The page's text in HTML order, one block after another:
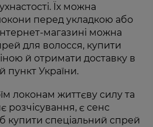
Їх можна
перед укладкою або
магазині можна
для волосся, купити
й отримати доставку в
пункт України.
локонам життєву силу та
розчісування, є сенс
купити спеціальний спрей